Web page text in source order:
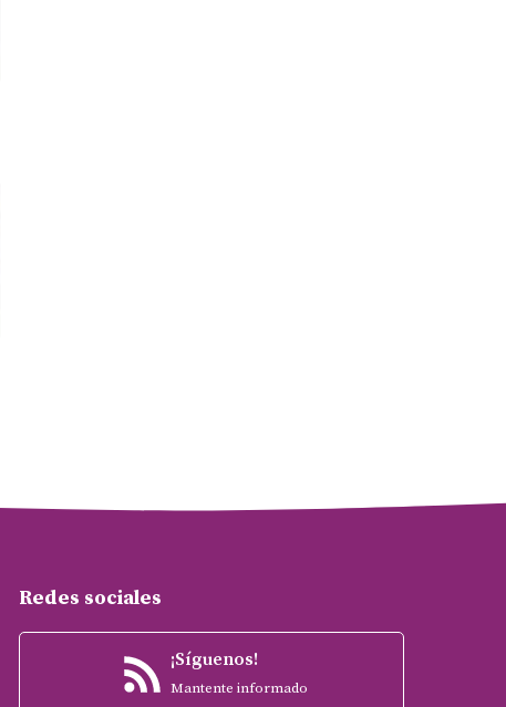
Redes sociales
¡Síguenos!
Mantente informado